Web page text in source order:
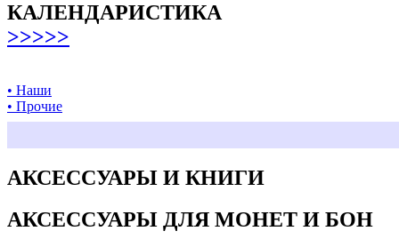
КАЛЕНДАРИСТИКА
>>>>>
• Наши
• Прочие
АКСЕССУАРЫ И КНИГИ
АКСЕССУАРЫ ДЛЯ МОНЕТ И БОН